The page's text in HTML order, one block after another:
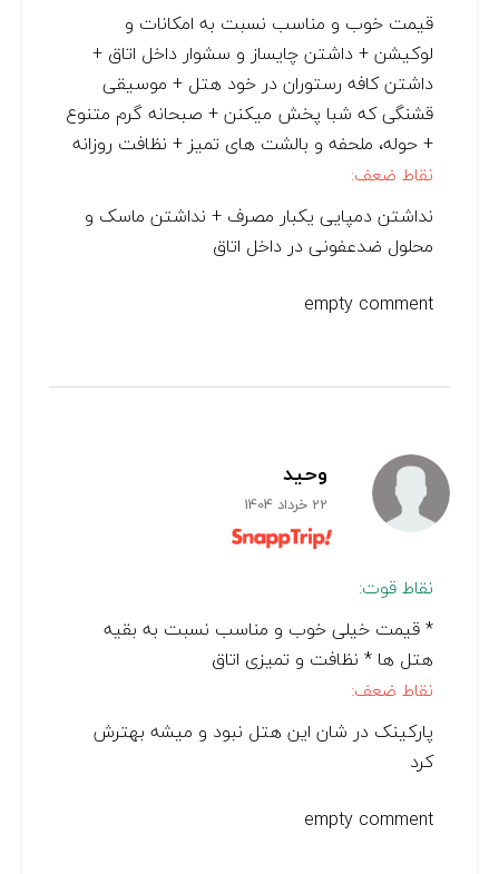
قیمت خوب و مناسب نسبت به امکانات و
لوکیشن + داشتن چایساز و سشوار داخل اتاق +
داشتن کافه رستوران در خود هتل + موسیقی
قشنگی که شبا پخش میکنن + صبحانه گرم متنوع
+ حوله، ملحفه و بالشت های تمیز + نظافت روزانه
نقاط ضعف:
نداشتن دمپایی یکبار مصرف + نداشتن ماسک و
محلول ضدعفونی در داخل اتاق
empty comment
وحید
22 خرداد 1404
نقاط قوت:
* قیمت خیلی خوب و مناسب نسبت به بقیه
هتل ها * نظافت و تمیزی اتاق
نقاط ضعف:
پارکینک در شان این هتل نبود و میشه بهترش
کرد
empty comment